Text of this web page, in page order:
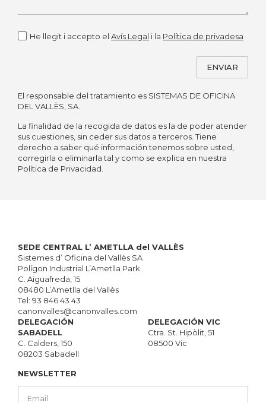
He llegit i accepto el Avís Legal i la Política de privadesa
ENVIAR
Alternative:
El responsable del tratamiento es SISTEMAS DE OFICINA
DEL VALLÈS, SA.
La finalidad de la recogida de datos es la de poder atender
sus cuestiones, sin ceder sus datos a terceros. Tiene
derecho a saber qué información tenemos sobre usted,
corregirla o eliminarla tal y como se explica en nuestra
Política de Privacidad.
SEDE CENTRAL L’ AMETLLA del VALLÈS
Sistemes d’ Oficina del Vallès SA
Polígon Industrial L’Ametlla Park
C. Aiguafreda, 15
08480 L’Ametlla del Vallès
Tel: 93 846 43 43
canonvalles@canonvalles.com
DELEGACIÓN
SABADELL
C. Calders, 150
08203 Sabadell
DELEGACIÓN VIC
Ctra. St. Hipòlit, 51
08500 Vic
NEWSLETTER